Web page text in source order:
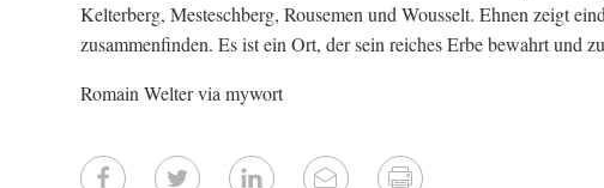
Kelterberg, Mesteschberg, Rousemen und Wousselt. Ehnen zeigt
zusammenfinden. Es ist ein Ort, der sein reiches Erbe bewahrt und
Romain Welter via mywort